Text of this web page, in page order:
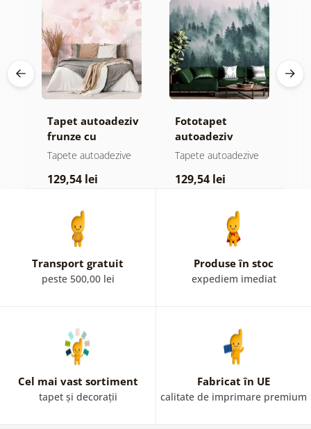
Tapet autoadeziv
frunze cu
atingere
Tapete autoadezive
129,54 lei
Fototapet
autoadeziv
pădure în ceață
Tapete autoadezive
129,54 lei
Transport gratuit
peste 500,00 lei
Produse în stoc
expediem imediat
Cel mai vast sortiment
tapet și decorații
Fabricat în UE
calitate de imprimare premium